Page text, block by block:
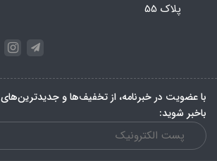
پلاک 55
با عضویت در خبرنامه، از تخفیف‌ها و
باخبر شوید: